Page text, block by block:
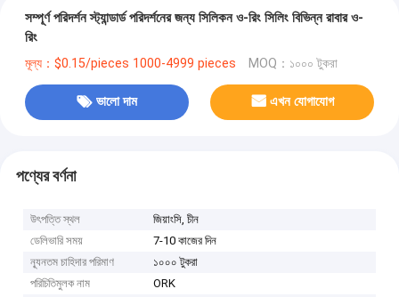
সম্পূর্ণ পরিদর্শন স্ট্যান্ডার্ড পরিদর্শনের জন্য সিলিকন ও-রিং সিলিং বিভিন্ন রাবার ও-
রিং
মূল্য：$0.15/pieces 1000-4999 pieces MOQ：১০০০ টুকরা
ভালো দাম এখন যোগাযোগ
পণ্যের বর্ণনা
উৎপত্তি স্থল
জিয়াংসি, চীন
ডেলিভারি সময়
7-10 কাজের দিন
ন্যূনতম চাহিদার পরিমাণ
১০০০ টুকরা
পরিচিতিমুলক নাম
ORK